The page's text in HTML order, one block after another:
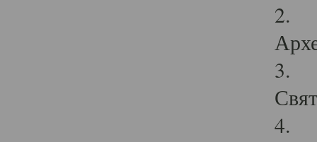
2.
3.
4.